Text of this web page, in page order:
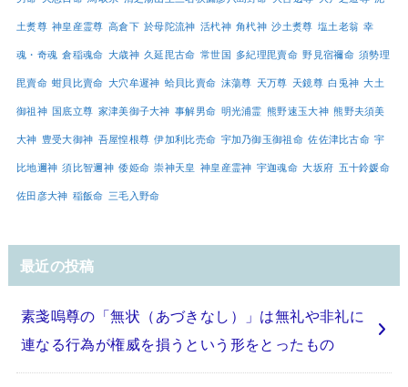
土煑尊 神皇産霊尊 高倉下 於母陀流神 活杙神 角杙神 沙土煑尊 塩土老翁 幸
魂・奇魂 倉稲魂命 大歳神 久延毘古命 常世国 多紀理毘賣命 野見宿禰命 須勢理
毘賣命 蚶貝比賣命 大穴牟遲神 蛤貝比賣命 沫蕩尊 天万尊 天鏡尊 白兎神 大土
御祖神 国底立尊 家津美御子大神 事解男命 明光浦霊 熊野速玉大神 熊野夫須美
大神 豊受大御神 吾屋惶根尊 伊加利比売命 宇加乃御玉御祖命 佐佐津比古命 宇
比地邇神 須比智邇神 倭姫命 崇神天皇 神皇産霊神 宇迦魂命 大坂府 五十鈴媛命
佐田彦大神 稲飯命 三毛入野命
最近の投稿
素戔嗚尊の「無状（あづきなし）」は無礼や非礼に
連なる行為が権威を損うという形をとったもの